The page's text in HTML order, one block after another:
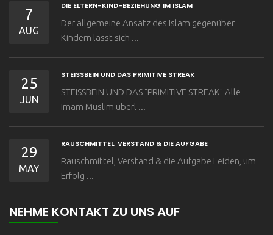
7
AUG
DIE ELTERN-KIND-BEZIEHUNG IM ISLAM
Der allgemeine Ansatz des Islam gegenüber
Kindern lässt sich ...
25
JUN
STEISSBEIN UND DAS PRIMITIVE STREAK
STEISSBEIN UND DAS "PRIMITIVE STREAK" Alle
Imam Muslim überl ...
29
MAY
RAUSCHMITTEL, VERSTAND & DIE AUFGABE
Rauschmittel, Verstand & die Aufgabe Leiden, um
Erfolg ...
NEHME KONTAKT ZU UNS AUF